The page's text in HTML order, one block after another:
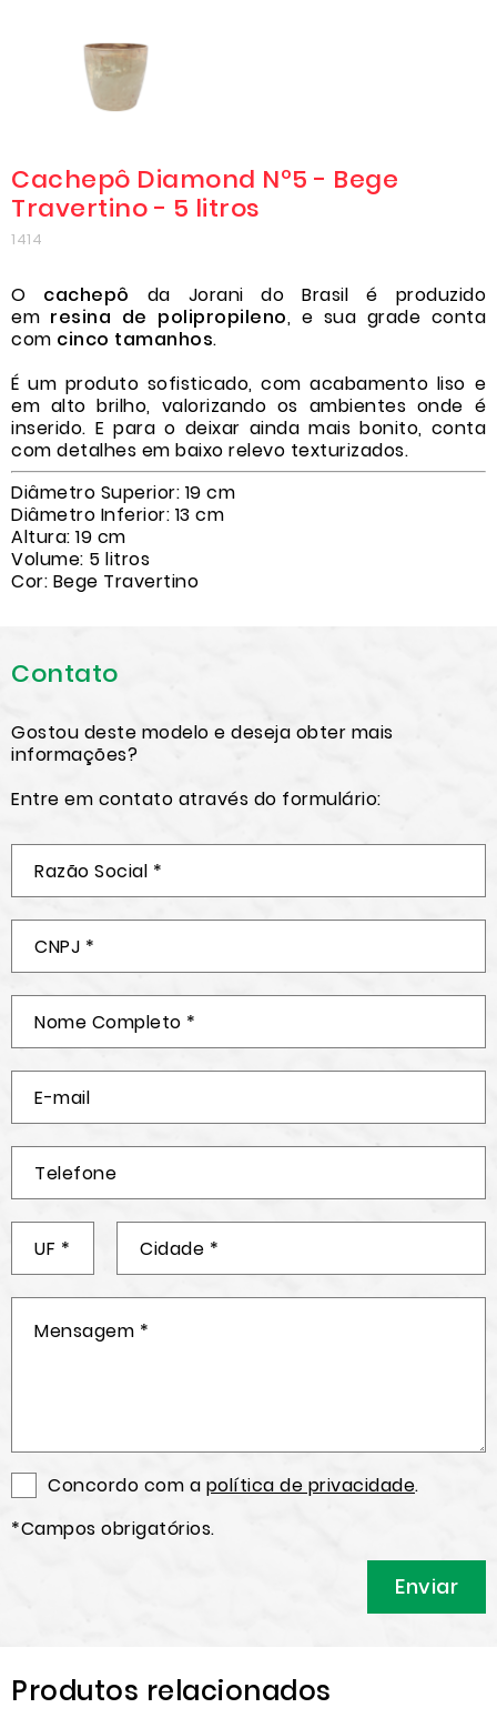
Cachepô Diamond Nº5 - Bege
Travertino - 5 litros
1414
O cachepô da Jorani do Brasil é produzido
em resina de polipropileno, e sua grade conta
com cinco tamanhos.
É um produto sofisticado, com acabamento liso e
em alto brilho, valorizando os ambientes onde é
inserido. E para o deixar ainda mais bonito, conta
com detalhes em baixo relevo texturizados.
Diâmetro Superior: 19 cm
Diâmetro Inferior: 13 cm
Altura: 19 cm
Volume: 5 litros
Cor: Bege Travertino
Contato
Gostou deste modelo e deseja obter mais
informações?
Entre em contato através do formulário:
Concordo com a política de privacidade.
*Campos obrigatórios.
Produtos relacionados